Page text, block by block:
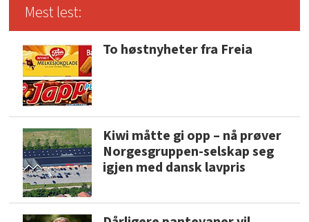
Mest lest:
To høstnyheter fra Freia
Kiwi måtte gi opp – nå prøver
Norgesgruppen-selskap seg
igjen med dansk lavpris